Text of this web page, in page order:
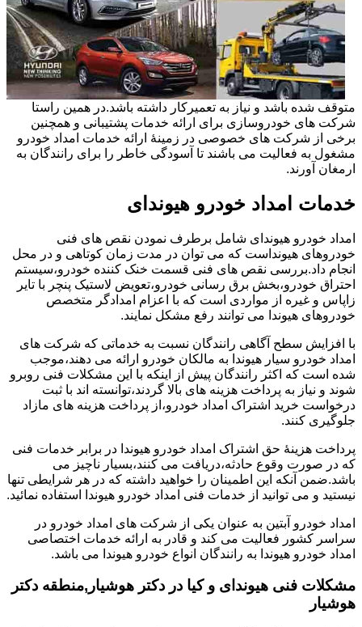
متوقف شده باشد و نیاز به تعمیرکار داشته باشد.در همین راستا
شرکت های خودروسازی برای ارائه خدمات پشتیبانی و همچنین
برخی از شرکت های خصوصی در زمینۀ ارائه خدمات امداد خودرو
مشغول به فعالیت می باشند تا آسودگی خاطر را برای رانندگان به
ارمغان آورند.
خدمات امداد خودرو هیوندای
امداد خودرو هیوندای شامل برطرف نمودن نقص های فنی
خودروهای هیونداست که می توان در مدت زمان کوتاهی و در محل
انجام داد.بررسی نقص های فنی قسمت خنک کننده خودرو،سیستم
احتراق خودرو،بخش برق رسانی خودرو،تعویض لاستیک پنچر با تایر
زاپاس و غیره از مواردی است که با اعزام امدادگر متخصص
خودروهای هیوندا می توانند رفع مشکل نمایند.
با افزایش سطح آگاهی رانندگان نسبت به خدماتی که شرکت های
امداد خودرو سیار هیوندا به مالکان خودرو ارائه می دهند،موجب
شده است که اکثر رانندگان پیش از اینکه با این مشکلات فنی روبرو
شوند و نیاز به پرداخت هزینه های بالا گردند،توانسته اند با ثبت
درخواست خرید اشتراک امداد خودرو،از پرداخت هزینه های مازاد
جلوگیری کنند.
پرداخت هزینۀ حق اشتراک امداد خودرو هیوندا در برابر خدمات فنی
که در صورت وقوع حادثه،دریافت می کنند،بسیار ناچیز می
باشد.ضمن آنکه این اطمینان را خواهید داشته که در هر شرایطی تنها
نیستید و می توانید از خدمات فنی امداد خودرو هیوندا استفاده نمائید.
امداد خودرو آبتین به عنوان یکی از شرکت های امداد خودرو در
سراسر کشور فعالیت می کند و قادر به ارائه خدمات اختصاصی
امداد خودرو هیوندا به رانندگان انواع خودرو هیوندا می باشد.
مشکلات فنی هیوندای و کیا در دکتر هوشیار,منطقه دکتر
هوشیار